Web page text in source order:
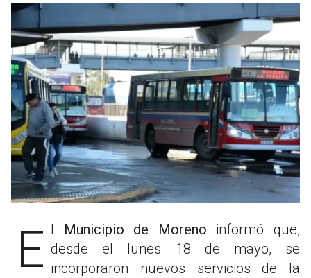
El Municipio de Moreno informó que,
desde el lunes 18 de mayo, se
incorporaron nuevos servicios de la